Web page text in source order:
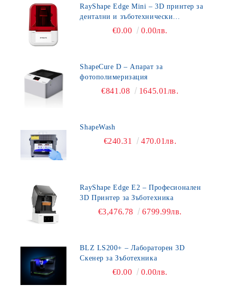
RayShape Edge Mini – 3D принтер за
дентални и зъботехнически
приложения€0.00 0.00лв.
ShapeCure D – Апарат за
фотополимеризация
€841.08 1645.01лв.
ShapeWash
€240.31 470.01лв.
RayShape Edge E2 – Професионален
3D Принтер за Зъботехника
€3,476.78 6799.99лв.
BLZ LS200+ – Лабораторен 3D
Скенер за Зъботехника
€0.00 0.00лв.